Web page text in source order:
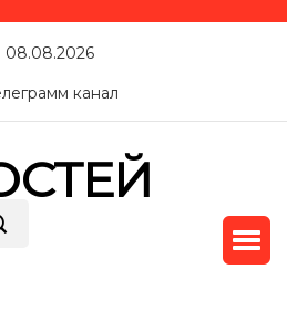
08.08.2026
канал